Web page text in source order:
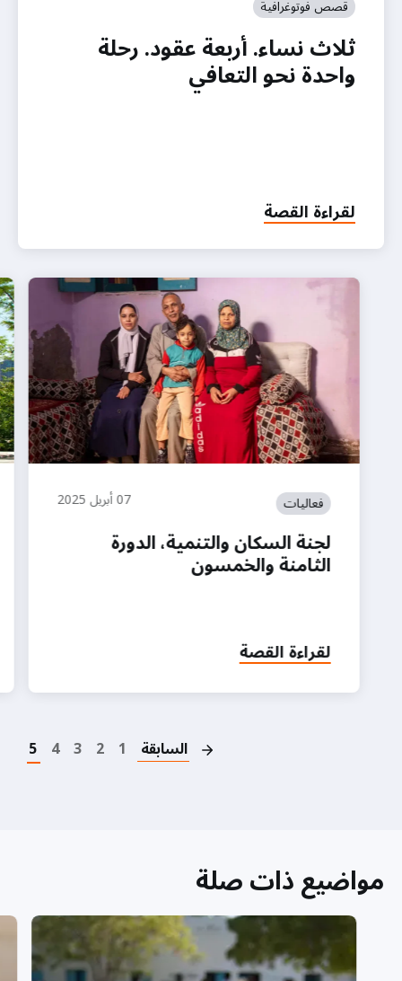
قصص فوتوغرافية
ثلاث نساء. أربعة عقود. رحلة
واحدة نحو التعافي
لقراءة القصة
فعاليات 07 أبريل 2025
لجنة السكان والتنمية، الدورة
الثامنة والخمسون
لقراءة القصة
السابقة 1
2
3
4
5
مواضيع ذات صلة